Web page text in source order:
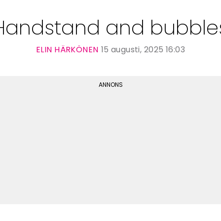
and
ELIN HÄRKÖNEN 15 augusti, 2025 16:03